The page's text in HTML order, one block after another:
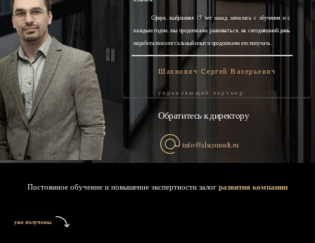
Сфера, выбранная 15 лет назад, началась с обучения и с
каждым годом, мы продолжаем развиваться, на сегодняшний день
наработали колоссальный опыт и продолжаем его получать.
Шахнович Сергей Валерьевич
управляющий партнер
Обратитесь к директору
info@alsconsult.ru
Постоянное обучение и повышение экспертности залог развития компании
уже получены